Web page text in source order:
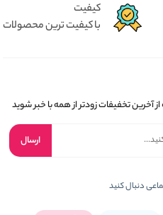
کیفیت
با کیفیت ترین محصولات
آخرین تخفیفات زودتر از همه با خبر شوید
ارسال
دنبال کنید